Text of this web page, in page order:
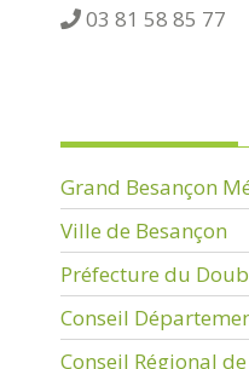
03 81 58 85 77
Grand Besançon
Ville de Besançon
Préfecture du
Conseil
Conseil Régional